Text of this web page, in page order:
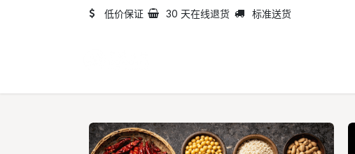
低价保证 30 天在线退货 标准送货